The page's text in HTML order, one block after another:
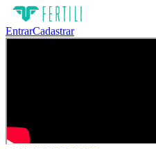
EntrarCadastrar